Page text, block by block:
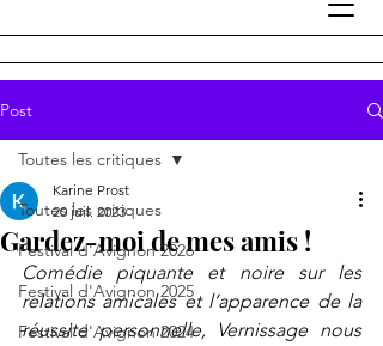
Post
Toutes les critiques
Festival d'Avignon 2026
Festival d'Avignon 2025
Festival d'Avignon 2024
Toutes les critiques
Gardez-moi de mes amis !
Karine Prost
20 juil. 2023
Comédie piquante et noire sur les
relations amicales et l’apparence de la
réussite personnelle, Vernissage nous